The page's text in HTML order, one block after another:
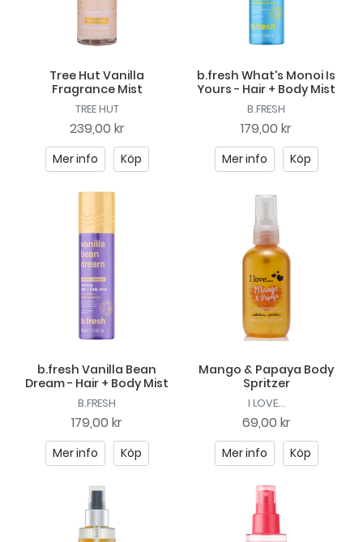
Tree Hut Vanilla
Fragrance Mist
TREE HUT
239,00 kr
Mer info Köp
b.fresh What's Monoi Is
Yours - Hair + Body Mist
B.FRESH
179,00 kr
Mer info Köp
b.fresh Vanilla Bean
Dream - Hair + Body Mist
B.FRESH
179,00 kr
Mer info Köp
Mango & Papaya Body
Spritzer
I LOVE...
69,00 kr
Mer info Köp